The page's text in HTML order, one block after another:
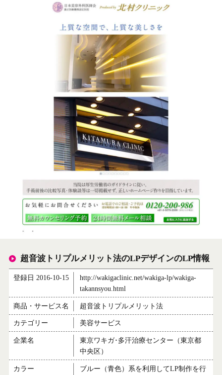
超音波トリプルメリット法のLPデザインのLP情報
登録日 2016-10-15
http://wakigaclinic.net/wakiga-lp/wakiga-
takannsyou.html
商品・サービス名 超音波トリプルメリット法
カテゴリー 美容サービス
企業名
東京ワキガ･多汗治療センター（東京都
中央区）
カラー
ブルー（青色）系を利用してLP制作を行